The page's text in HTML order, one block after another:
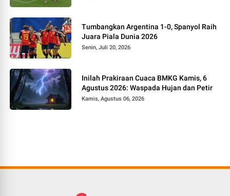
Tumbangkan Argentina 1-0, Spanyol Raih
Juara Piala Dunia 2026
Senin, Juli 20, 2026
Inilah Prakiraan Cuaca BMKG Kamis, 6
Agustus 2026: Waspada Hujan dan Petir
Kamis, Agustus 06, 2026